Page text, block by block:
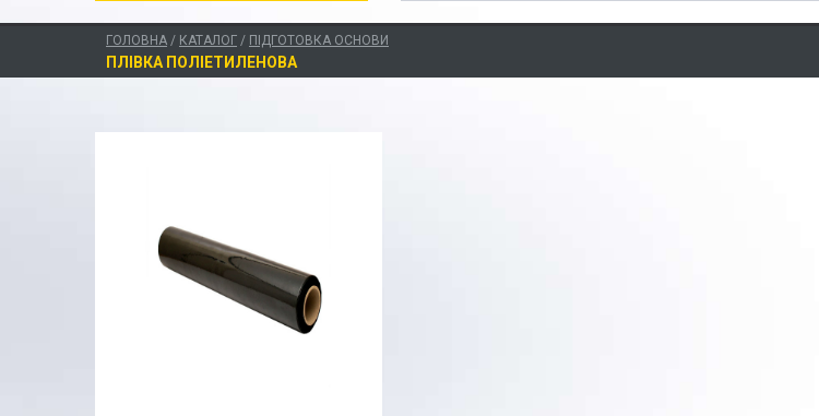
ГОЛОВНА / КАТАЛОГ / ПІДГОТОВКА ОСНОВИ
ПЛІВКА ПОЛІЕТИЛЕНОВА